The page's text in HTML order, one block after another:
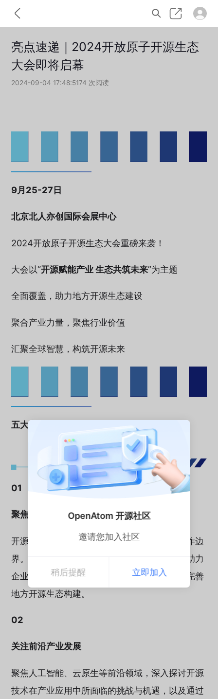
OpenAtom 开源社区
邀请您加入社区
稍后提醒 立即加入
亮点速递｜2024开放原子开源生态
大会即将启幕
2024-09-04 17:48:5174 次阅读
9月25-27日
北京北人亦创国际会展中心
2024开放原子开源生态大会重磅来袭！
大会以“开源赋能产业 生态共筑未来”为主题
全面覆盖，助力地方开源生态建设
聚合产业力量，聚焦行业价值
汇聚全球智慧，构筑开源未来
五大亮点，不容错过
01
聚焦地方开源实践
开源技术深度融入地方产业升级，持续拓宽合作边
界。本次大会特设地方开源生态建设分论坛，助力
企业及项目扩大开源发展空间，进一步扩展和完善
地方开源生态构建。
02
关注前沿产业发展
聚焦人工智能、云原生等前沿领域，深入探讨开源
技术在产业应用中所面临的挑战与机遇，以及通过